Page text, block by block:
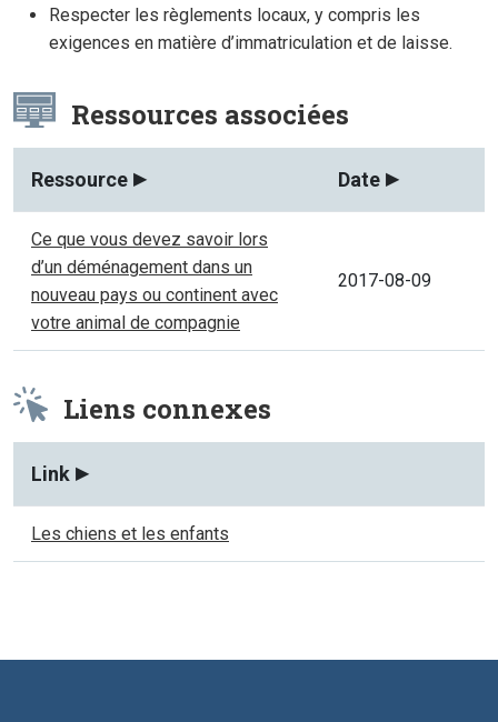
Respecter les règlements locaux, y compris les
exigences en matière d’immatriculation et de laisse.
Ressources associées
Ressource Date
Ce que vous devez savoir lors
d’un déménagement dans un
nouveau pays ou continent avec
votre animal de compagnie
2017-08-09
Liens connexes
Link
Les chiens et les enfants